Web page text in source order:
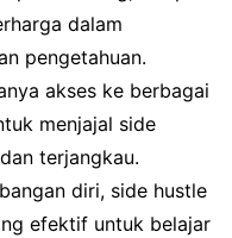
dalam
pengetahuan.
akses ke berbagai
menjajal side
terjangkau.
diri, side hustle
efektif untuk belajar